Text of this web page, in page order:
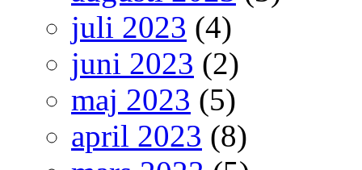
juli 2023 (4)
juni 2023 (2)
maj 2023 (5)
april 2023 (8)